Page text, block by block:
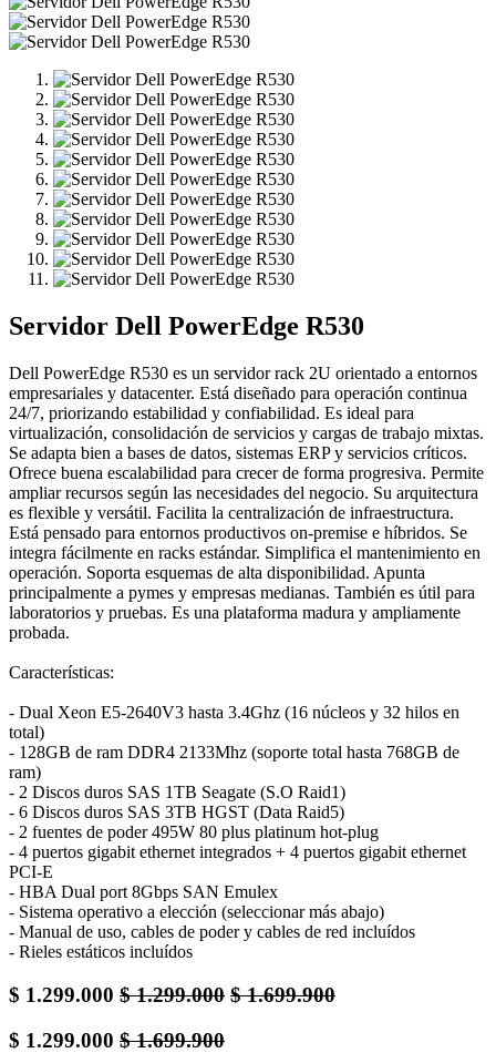
Servidor Dell PowerEdge R530
Dell PowerEdge R530 es un servidor rack 2U orientado a entornos
empresariales y datacenter. Está diseñado para operación continua
24/7, priorizando estabilidad y confiabilidad. Es ideal para
virtualización, consolidación de servicios y cargas de trabajo mixtas.
Se adapta bien a bases de datos, sistemas ERP y servicios críticos.
Ofrece buena escalabilidad para crecer de forma progresiva. Permite
ampliar recursos según las necesidades del negocio. Su arquitectura
es flexible y versátil. Facilita la centralización de infraestructura.
Está pensado para entornos productivos on-premise e híbridos. Se
integra fácilmente en racks estándar. Simplifica el mantenimiento en
operación. Soporta esquemas de alta disponibilidad. Apunta
principalmente a pymes y empresas medianas. También es útil para
laboratorios y pruebas. Es una plataforma madura y ampliamente
probada.
Características:
- Dual Xeon E5-2640V3 hasta 3.4Ghz (16 núcleos y 32 hilos en
total)
- 128GB de ram DDR4 2133Mhz (soporte total hasta 768GB de
ram)
- 2 Discos duros SAS 1TB Seagate (S.O Raid1)
- 6 Discos duros SAS 3TB HGST (Data Raid5)
- 2 fuentes de poder 495W 80 plus platinum hot-plug
- 4 puertos gigabit ethernet integrados + 4 puertos gigabit ethernet
PCI-E
- HBA Dual port 8Gbps SAN Emulex
- Sistema operativo a elección (seleccionar más abajo)
- Manual de uso, cables de poder y cables de red incluídos
- Rieles estáticos incluídos
$ 1.299.000 $1.299.000 $1.699.900
$ 1.299.000 $1.699.900